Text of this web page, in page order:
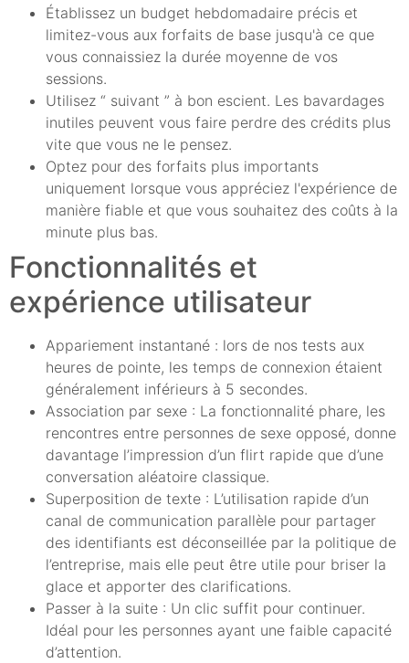
Établissez un budget hebdomadaire précis et
limitez-vous aux forfaits de base jusqu'à ce que
vous connaissiez la durée moyenne de vos
sessions.
Utilisez “ suivant ” à bon escient. Les bavardages
inutiles peuvent vous faire perdre des crédits plus
vite que vous ne le pensez.
Optez pour des forfaits plus importants
uniquement lorsque vous appréciez l'expérience de
manière fiable et que vous souhaitez des coûts à la
minute plus bas.
Fonctionnalités et
expérience utilisateur
Appariement instantané : lors de nos tests aux
heures de pointe, les temps de connexion étaient
généralement inférieurs à 5 secondes.
Association par sexe : La fonctionnalité phare, les
rencontres entre personnes de sexe opposé, donne
davantage l’impression d’un flirt rapide que d’une
conversation aléatoire classique.
Superposition de texte : L’utilisation rapide d’un
canal de communication parallèle pour partager
des identifiants est déconseillée par la politique de
l’entreprise, mais elle peut être utile pour briser la
glace et apporter des clarifications.
Passer à la suite : Un clic suffit pour continuer.
Idéal pour les personnes ayant une faible capacité
d’attention.